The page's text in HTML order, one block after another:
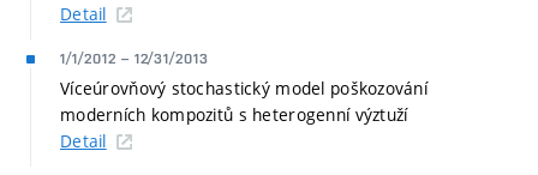
Detail
1/1/2012 – 12/31/2013
Víceúrovňový stochastický model poškozování
moderních kompozitů s heterogenní výztuží
Detail